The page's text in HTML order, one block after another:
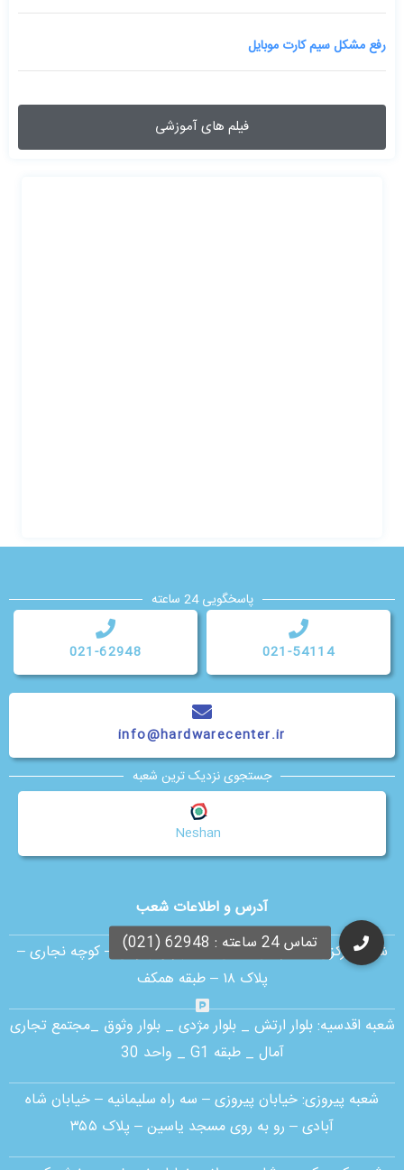
رفع مشکل سیم کارت موبایل
فیلم های آموزشی
آدرس و اطلاعات شعب
شعبه مرکزی :ستارخان – بین شادمهر و بهبودی – کوچه نجاری –
پلاک ۱۸ – طبقه همکف
شعبه اقدسیه:بلوار ارتش _ بلوار مژدی _ بلوار وثوق _مجتمع تجاری
آمال _ طبقه G1 _ واحد 30
شعبه پیروزی: خیابان پیروزی – سه راه سلیمانیه – خیابان شاه
آبادی – رو به روی مسجد یاسین – پلاک ۳۵۵
پاسخگویی 24 ساعته
021-54114
021-62948
info@hardwarecenter.ir
جستجوی نزدیک ترین شعبه
Neshan